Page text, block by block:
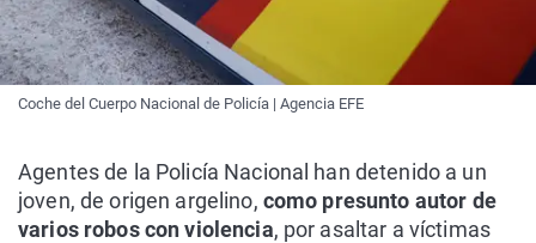
Coche del Cuerpo Nacional de Policía | Agencia EFE
Agentes de la Policía Nacional han detenido a un
joven, de origen argelino, como presunto autor de
varios robos con violencia, por asaltar a víctimas